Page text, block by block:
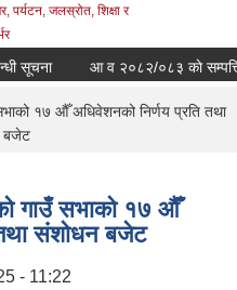
पर्यटन, जलस्रोत, शिक्षा र
आ व २०८२/०८३ काे सम्पत्ति
१७ औँ अधिवेशनको निर्णय प्रति तथा
बजेट
गाउँ सभाको १७ औँ
संशोधन बजेट
- 11:22